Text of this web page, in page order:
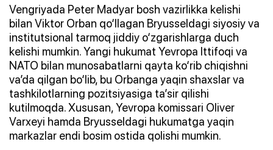
Vengriyada Peter Madyar bosh vazirlikka kelishi
bilan Viktor Orban qo‘llagan Bryusseldagi siyosiy va
institutsional tarmoq jiddiy o‘zgarishlarga duch
kelishi mumkin. Yangi hukumat Yevropa Ittifoqi va
NATO bilan munosabatlarni qayta ko‘rib chiqishni
va’da qilgan bo‘lib, bu Orbanga yaqin shaxslar va
tashkilotlarning pozitsiyasiga ta’sir qilishi
kutilmoqda. Xususan, Yevropa komissari Oliver
Varxeyi hamda Bryusseldagi hukumatga yaqin
markazlar endi bosim ostida qolishi mumkin.